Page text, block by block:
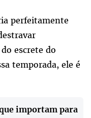
perfeitamente
escrete do
temporada, ele é
importam para